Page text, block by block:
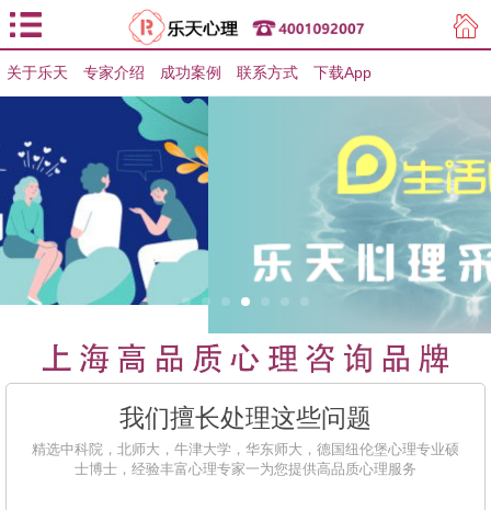
用户登录 用户注册
关于乐天 专家介绍 成功案例 联系方式 下载App
我们擅长处理这些问题
精选中科院，北师大，牛津大学，华东师大，德国纽伦堡心理专业硕
士博士，经验丰富心理专家一为您提供高品质心理服务